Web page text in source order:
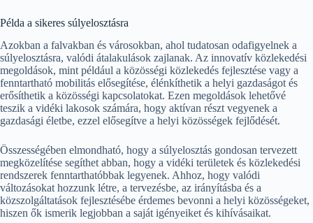
Példa a sikeres súlyelosztásra
Azokban a falvakban és városokban, ahol tudatosan odafigyelnek a
súlyelosztásra, valódi átalakulások zajlanak. Az innovatív közlekedési
megoldások, mint például a közösségi közlekedés fejlesztése vagy a
fenntartható mobilitás elősegítése, élénkíthetik a helyi gazdaságot és
erősíthetik a közösségi kapcsolatokat. Ezen megoldások lehetővé
teszik a vidéki lakosok számára, hogy aktívan részt vegyenek a
gazdasági életbe, ezzel elősegítve a helyi közösségek fejlődését.
Összességében elmondható, hogy a súlyelosztás gondosan tervezett
megközelítése segíthet abban, hogy a vidéki területek és közlekedési
rendszerek fenntarthatóbbak legyenek. Ahhoz, hogy valódi
változásokat hozzunk létre, a tervezésbe, az irányításba és a
közszolgáltatások fejlesztésébe érdemes bevonni a helyi közösségeket,
hiszen ők ismerik legjobban a saját igényeiket és kihívásaikat.